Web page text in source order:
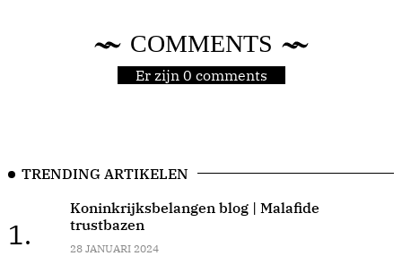
COMMENTS
Er zijn 0 comments
TRENDING ARTIKELEN
1.
Koninkrijksbelangen blog | Malafide
trustbazen
28 JANUARI 2024